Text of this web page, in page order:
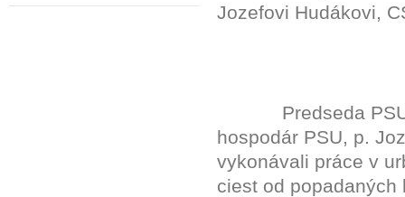
Jozefovi Hudákovi,
Predseda
hospodár PSU, p.
vykonávali práce v
ciest od popadaných